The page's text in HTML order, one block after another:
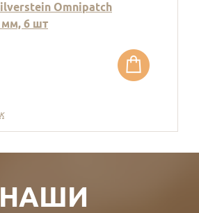
Omnipatch
мм, 6 шт
НАШИ